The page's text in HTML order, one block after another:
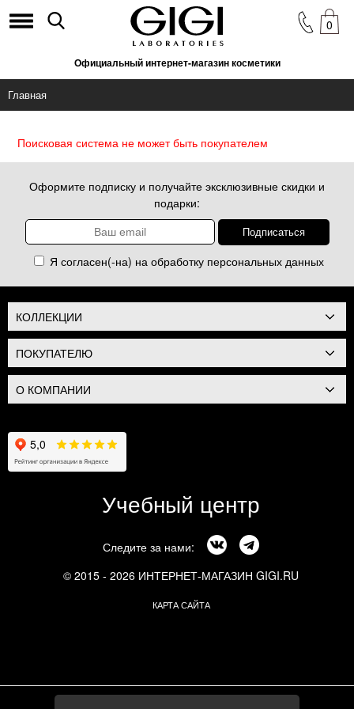
Официальный интернет-магазин косметики
0
Главная
Поисковая система не может быть покупателем
Оформите подписку и получайте эксклюзивные скидки и
подарки:
Я согласен(-на) на обработку персональных данных
КОЛЛЕКЦИИ
ПОКУПАТЕЛЮ
О КОМПАНИИ
Учебный центр
Следите за нами:
© 2015 - 2026 ИНТЕРНЕТ-МАГАЗИН GIGI.RU
КАРТА САЙТА